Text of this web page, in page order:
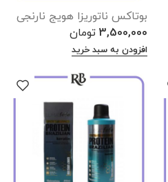
بوتاکس ناتوریزا هویج نارنجی
3,500,000 تومان
افزودن به سبد خرید